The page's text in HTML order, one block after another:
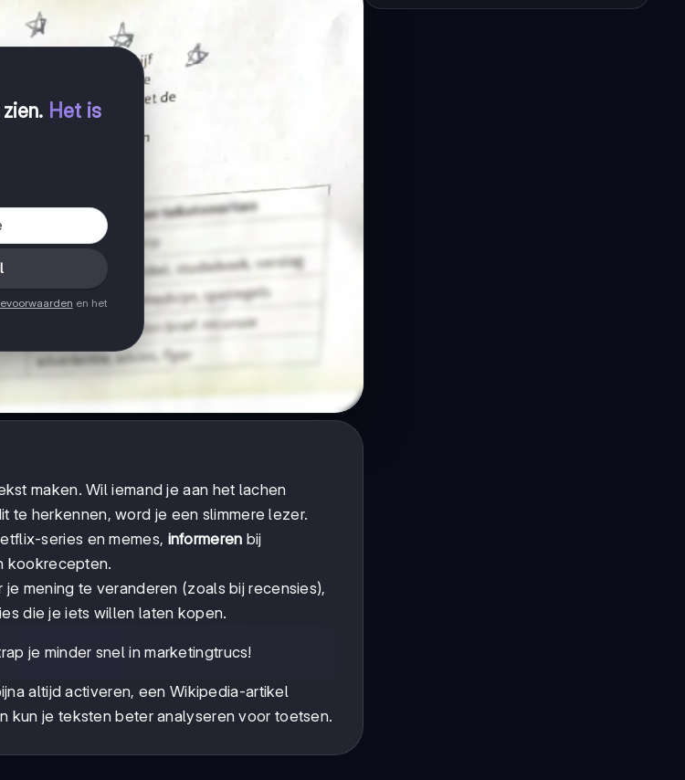
. Het is
en het
maken. Wil iemand je aan het lachen
te herkennen, word je een slimmere lezer.
series en memes, informeren bij
kookrecepten.
je mening te veranderen (zoals bij recensies),
die je iets willen laten kopen.
je minder snel in marketingtrucs!
altijd activeren, een Wikipedia-artikel
kun je teksten beter analyseren voor toetsen.